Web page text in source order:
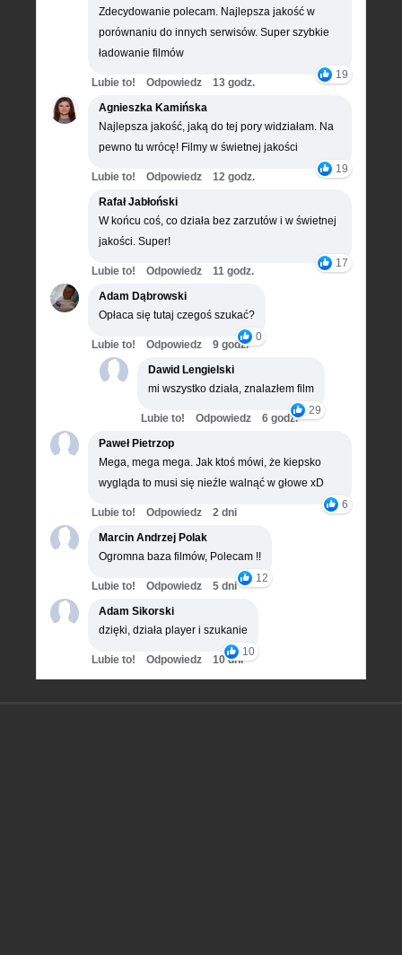
Zdecydowanie polecam. Najlepsza jakość w
porównaniu do innych serwisów. Super szybkie
ładowanie filmów
19
Lubie to! Odpowiedz
13 godz.
Agnieszka Kamińska
Najlepsza jakość, jaką do tej pory widziałam. Na
pewno tu wrócę! Filmy w świetnej jakości
19
Lubie to! Odpowiedz
12 godz.
Rafał Jabłoński
W końcu coś, co działa bez zarzutów i w świetnej
jakości. Super!
17
Lubie to! Odpowiedz
11 godz.
Adam Dąbrowski
Opłaca się tutaj czegoś szukać?
0
Lubie to! Odpowiedz
9 godz.
Dawid Lengielski
mi wszystko działa, znalazłem film
29
Lubie to! Odpowiedz
6 godz.
Paweł Pietrzop
Mega, mega mega. Jak ktoś mówi, że kiepsko
wygląda to musi się nieźle walnąć w głowe xD
6
Lubie to! Odpowiedz
2 dni
Marcin Andrzej Polak
Ogromna baza filmów, Polecam !!
12
Lubie to! Odpowiedz
5 dni
Adam Sikorski
dzięki, działa player i szukanie
10
Lubie to! Odpowiedz 10 dni